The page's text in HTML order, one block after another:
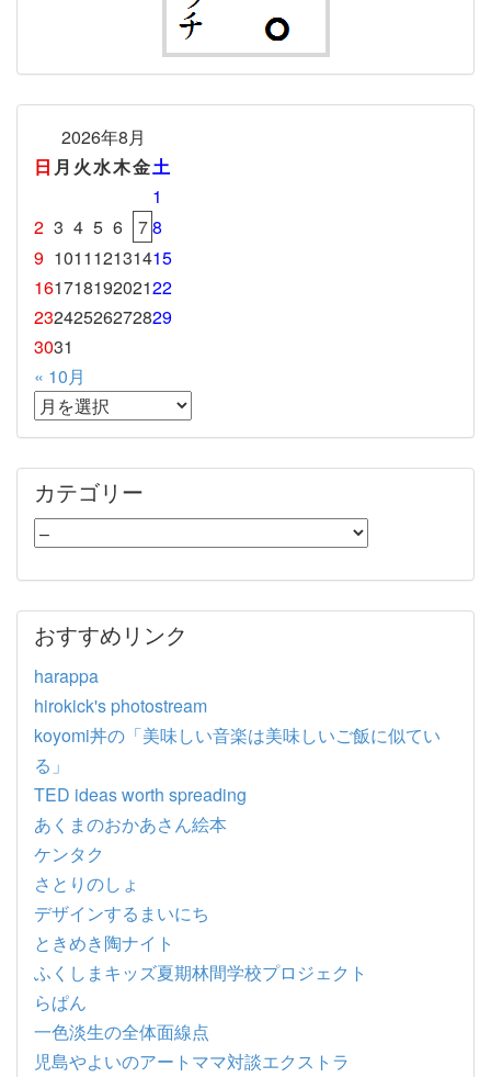
2026年8月
日 月 火水木金土
1
2 3 4 5 6 78
9 101112131415
16171819202122
23242526272829
3031
« 10月
カテゴリー
おすすめリンク
harappa
hirokick's photostream
koyomi丼の「美味しい音楽は美味しいご飯に似てい
る」
TED ideas worth spreading
あくまのおかあさん絵本
ケンタク
さとりのしょ
デザインするまいにち
ときめき陶ナイト
ふくしまキッズ夏期林間学校プロジェクト
らぱん
一色淡生の全体面線点
児島やよいのアートママ対談エクストラ